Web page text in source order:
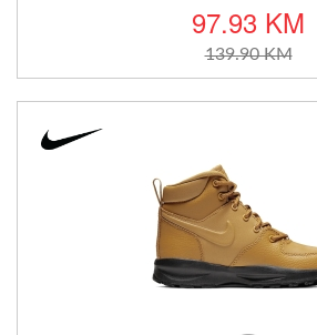
97.93 KM
139.90 KM